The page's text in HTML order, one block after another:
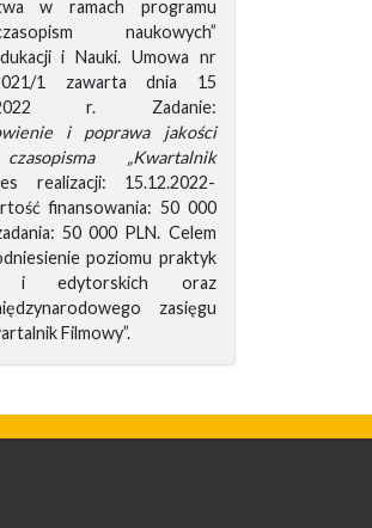
w ramach programu
naukowych”
i Nauki. Umowa nr
2021/1 zawarta dnia 15
r. Zadanie:
i poprawa jakości
„Kwartalnik
realizacji: 15.12.2022-
finansowania: 50 000
50 000 PLN. Celem
poziomu praktyk
i edytorskich oraz
zasięgu
Filmowy”.